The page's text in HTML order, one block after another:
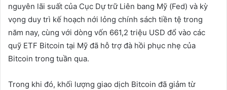
nguyên lãi suất của Cục Dự trữ Liên bang Mỹ (Fed) và kỳ
vọng duy trì kế hoạch nới lỏng chính sách tiền tệ trong
năm nay, cùng với dòng vốn 661,2 triệu USD đổ vào các
quỹ ETF Bitcoin tại Mỹ đã hỗ trợ đà hồi phục nhẹ của
Bitcoin trong tuần qua.
Trong khi đó, khối lượng giao dịch Bitcoin đã giảm từ